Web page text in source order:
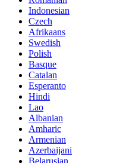
Indonesian
Czech
Afrikaans
Swedish
Polish
Basque
Catalan
Esperanto
Hindi
Lao
Albanian
Amharic
Armenian
Azerbaijani
Belarusian